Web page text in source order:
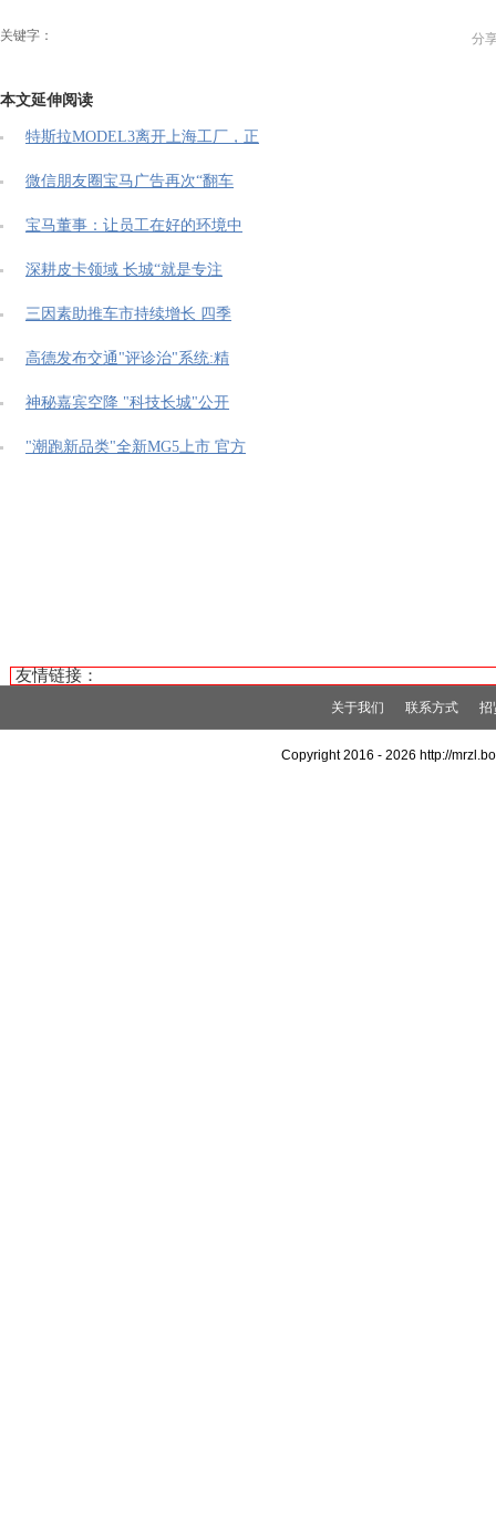
分
关键字：
本文延伸阅读
特斯拉MODEL3离开上海工厂，正
微信朋友圈宝马广告再次“翻车
宝马董事：让员工在好的环境中
深耕皮卡领域 长城“就是专注
三因素助推车市持续增长 四季
高德发布交通"评诊治"系统:精
神秘嘉宾空降 "科技长城"公开
"潮跑新品类"全新MG5上市 官方
友情链接：
关于我们 联系方式 招
Copyright 2016 - 2026 http://